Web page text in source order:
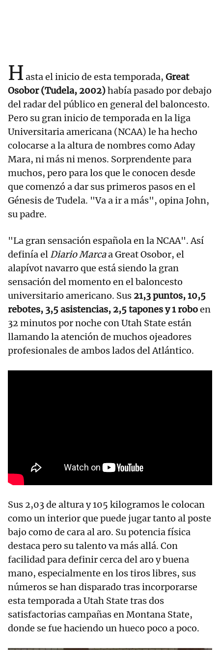
H asta el inicio de esta temporada, Great
Osobor (Tudela, 2002)había pasado por debajo
del radar del público en general del baloncesto.
Pero su gran inicio de temporada en la liga
Universitaria americana (NCAA) le ha hecho
colocarse a la altura de nombres como Aday
Mara, ni más ni menos. Sorprendente para
muchos, pero para los que le conocen desde
que comenzó a dar sus primeros pasos en el
Génesis de Tudela. "Va a ir a más", opina John,
su padre.
"La gran sensación española en la NCAA". Así
definía el Diario Marcaa Great Osobor, el
alapívot navarro que está siendo la gran
sensación del momento en el baloncesto
universitario americano. Sus 21,3 puntos, 10,5
rebotes, 3,5 asistencias, 2,5 tapones y 1 roboen
32 minutos por noche con Utah State están
llamando la atención de muchos ojeadores
profesionales de ambos lados del Atlántico.
Sus 2,03 de altura y 105 kilogramos le colocan
como un interior que puede jugar tanto al poste
bajo como de cara al aro. Su potencia física
destaca pero su talento va más allá. Con
facilidad para definir cerca del aro y buena
mano, especialmente en los tiros libres, sus
números se han disparado tras incorporarse
esta temporada a Utah State tras dos
satisfactorias campañas en Montana State,
donde se fue haciendo un hueco poco a poco.